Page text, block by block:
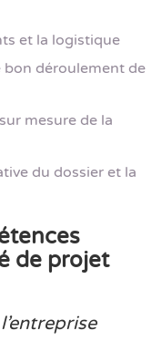
et la logistique
bon déroulement de
mesure de la
du dossier et la
de projet